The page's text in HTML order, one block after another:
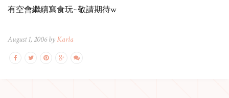
有空會繼續寫食玩~敬請期待w
August 1, 2006 byKarla